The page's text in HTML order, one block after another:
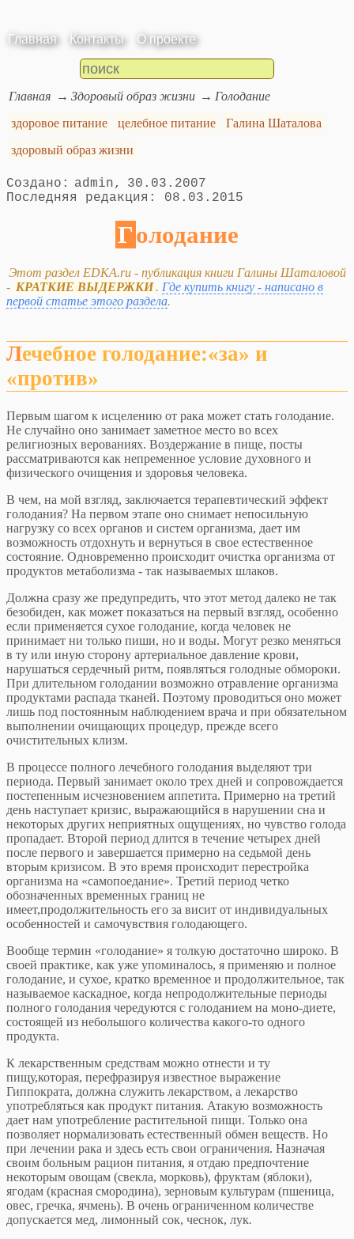
Главная Контакты О проекте
Главная Здоровый образ жизни
Голодание
здоровое питание
целебное питание
Галина Шаталова
здоровый образ жизни
admin
30.03.2007
08.03.2015
Голодание
Этот раздел EDKA.ru - публикация книги Галины Шаталовой
- КРАТКИЕ ВЫДЕРЖКИ. Где купить книгу - написано в
первой статье этого раздела.
Лечебное голодание:«за» и
«против»
Первым шагом к исцелению от рака может стать голодание.
Не случайно оно занимает заметное место во всех
религиозных верованиях. Воздержание в пище, посты
рассматриваются как непременное условие духовного и
физического очищения и здоровья человека.
В чем, на мой взгляд, заключается терапевтический эффект
голодания? На первом этапе оно снимает непосильную
нагрузку со всех органов и систем организма, дает им
возможность отдохнуть и вернуться в свое естественное
состояние. Одновременно происходит очистка организма от
продуктов метаболизма - так называемых шлаков.
Должна сразу же предупредить, что этот метод далеко не так
безобиден, как может показаться на первый взгляд, особенно
если применяется сухое голодание, когда человек не
принимает ни только пиши, но и воды. Могут резко меняться
в ту или иную сторону артериальное давление крови,
нарушаться сердечный ритм, появляться голодные обмороки.
При длительном голодании возможно отравление организма
продуктами распада тканей. Поэтому проводиться оно может
лишь под постоянным наблюдением врача и при обязательном
выполнении очищающих процедур, прежде всего
очистительных клизм.
В процессе полного лечебного голодания выделяют три
периода. Первый занимает около трех дней и сопровождается
постепенным исчезновением аппетита. Примерно на третий
день наступает кризис, выражающийся в нарушении сна и
некоторых других неприятных ощущениях, но чувство голода
пропадает. Второй период длится в течение четырех дней
после первого и завершается примерно на седьмой день
вторым кризисом. В это время происходит перестройка
организма на «самопоедание». Третий период четко
обозначенных временных границ не
имеет,продолжительность его за висит от индивидуальных
особенностей и самочувствия голодающего.
Вообще термин «голодание» я толкую достаточно широко. В
своей практике, как уже упоминалось, я применяю и полное
голодание, и сухое, кратко временное и продолжительное, так
называемое каскадное, когда непродолжительные периоды
полного голодания чередуются с голоданием на моно-диете,
состоящей из небольшого количества какого-то одного
продукта.
К лекарственным средствам можно отнести и ту
пищу,которая, перефразируя известное выражение
Гиппократа, должна служить лекарством, а лекарство
употребляться как продукт питания. Атакую возможность
дает нам употребление растительной пищи. Только она
позволяет нормализовать естественный обмен веществ. Но
при лечении рака и здесь есть свои ограничения. Назначая
своим больным рацион питания, я отдаю предпочтение
некоторым овощам (свекла, морковь), фруктам (яблоки),
ягодам (красная смородина), зерновым культурам (пшеница,
овес, гречка, ячмень). В очень ограниченном количестве
допускается мед, лимонный сок, чеснок, лук.